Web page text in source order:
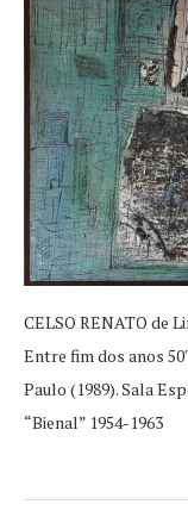
CELSO RENATO de
Entre fim dos anos
Paulo (1989). Sala
“Bienal” 1954-1963